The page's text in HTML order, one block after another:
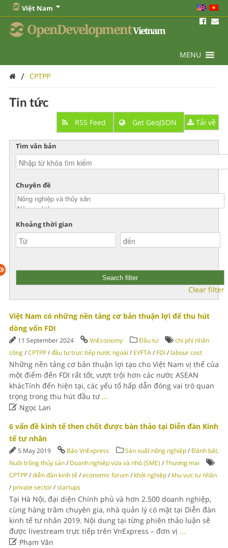
Việt Nam
OpenDevelopmentVietnam
MENU
/ CPTPP
Tin tức
RSS Feed Get GeoJSON Tải về
Tìm văn bản
Chuyên đề
Khoảng thời gian
Clear filter
Việt Nam có những nền tảng cơ bản thuận lợi để thu hút
dòng vốn FDI
11 September 2024 VnEconomy Đầu tư
chi phí nhân
công/CPTPP/đầu tư trực tiếp nước ngoài / EVFTA/ FDI/ labour cost
Những nền tảng cơ bản thuận lợi tạo cho Việt Nam vị thế của
một điểm đến FDI rất tốt, vượt trội hơn các nước ASEAN
khácTính đến hiện tại, các yếu tố hấp dẫn đóng vai trò quan
trọng trong thu hút đầu tư ...
Ngọc Lan
6 vấn đề kinh tế then chốt được bàn thảo tại Diễn đàn Kinh
tế tư nhân
5 May 2019 Báo VnExpress Sản xuất nông nghiệp/Đánh bắt,
Nuôi trồng thủy sản/ Doanh nghiệp vừa và nhỏ (SME) /Thương mại
CPTPP/diễn đàn kinh tế/economic forum/ khởi nghiệp/ khu vực tư nhân
/ private sector/startups
Tại Hà Nội, đại diện Chính phủ và hơn 2.500 doanh nghiệp,
cùng hàng trăm chuyên gia, nhà quản lý có mặt tại Diễn đàn
kinh tế tư nhân 2019. Nội dung tại từng phiên thảo luận sẽ
được livestream trực tiếp trên VnExpress – đơn vị ...
Phạm Vân